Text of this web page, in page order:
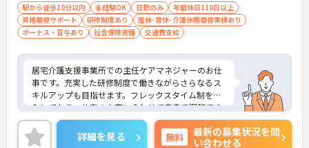
駅から徒歩10分以内 未経験OK 日勤のみ
年間休日110日以上
資格取得サポート
研修制度あり
産休･育休･介護休暇取得実績あり
ボーナス・賞与あり
社会保険完備 交通費支給
居宅介護支援事業所での主任ケアマネジャーのお仕
事です。充実した研修制度で働きながらさらなるス
キルアップも目指せます。フレックスタイム制を導
入しており、仕事の内容に合わせて自身で調整でき
無理なく勤務いただけます。ご興味のある方には、
面接対策ポイントなど、さらに詳細をお話しいたし
ますのでお気軽にご相談ください！
詳細を見る 無料
最新の募集状況を問
い合わせる